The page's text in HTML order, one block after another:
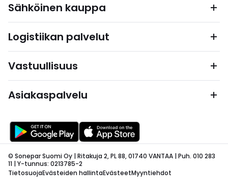
Sähköinen kauppa
Logistiikan palvelut
Vastuullisuus
Asiakaspalvelu
© Sonepar Suomi Oy | Ritakuja 2, PL 88, 01740 VANTAA | Puh. 010 283
11 | Y-tunnus: 0213785-2
TietosuojaEvästeiden hallintaEvästeetMyyntiehdot